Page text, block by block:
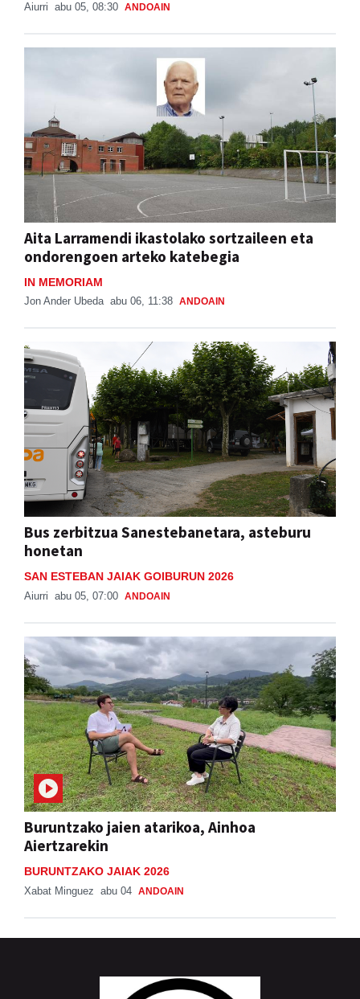
Aiurri abu 05, 08:30 ANDOAIN
Aita Larramendi ikastolako sortzaileen eta
ondorengoen arteko katebegia
IN MEMORIAM
Jon Ander Ubeda abu 06, 11:38 ANDOAIN
Bus zerbitzua Sanestebanetara, asteburu
honetan
SAN ESTEBAN JAIAK GOIBURUN 2026
Aiurri abu 05, 07:00 ANDOAIN
Buruntzako jaien atarikoa, Ainhoa
Aiertzarekin
BURUNTZAKO JAIAK 2026
Xabat Minguez abu 04 ANDOAIN